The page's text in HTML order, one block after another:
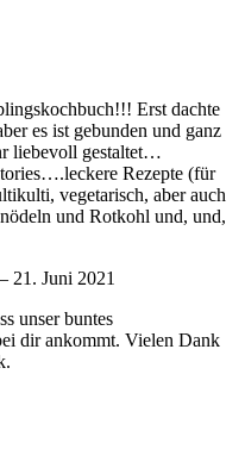
Erst dachte
es ist gebunden und ganz
liebevoll gestaltet…
Rezepte (für
vegetarisch, aber auch
und Rotkohl und, und,
– 21. Juni 2021
unser buntes
dir ankommt. Vielen Dank